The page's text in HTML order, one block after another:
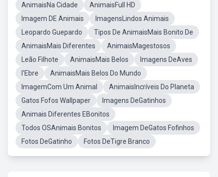
AnimaisNa Cidade
AnimaisFull HD
Imagem DE Animais
ImagensLindos Animais
Leopardo Guepardo
Tipos De AnimaisMais Bonito De
AnimaisMais Diferentes
AnimaisMagestosos
Leão Filhote
AnimaisMais Belos
Imagens DeAves
l'Ebre
AnimaisMais Belos Do Mundo
ImagemCom Um Animal
AnimaisIncríveis Do Planeta
Gatos Fofos Wallpaper
Imagens DeGatinhos
Animais Diferentes EBonitos
Todos OSAnimais Bonitos
Imagem DeGatos Fofinhos
Fotos DeGatinho
Fotos DeTigre Branco